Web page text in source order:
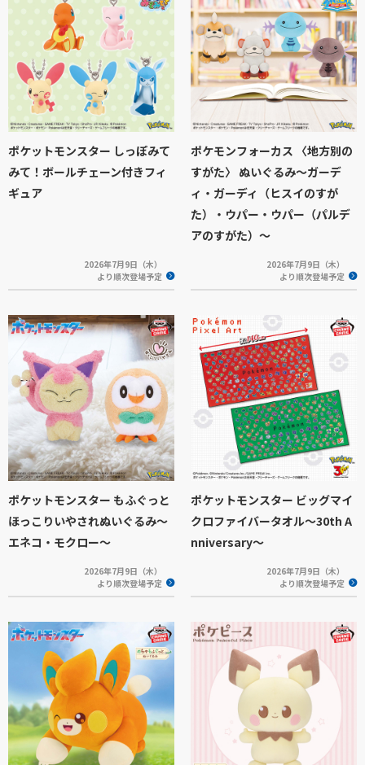
ポケットモンスター しっぽみて
みて！ボールチェーン付きフィ
ギュア
2026年7月9日（木）
より順次登場予定
ポケモンフォーカス 〈地方別の
すがた〉 ぬいぐるみ～ガーデ
ィ・ガーディ（ヒスイのすが
た）・ウパー・ウパー（パルデ
アのすがた）～
2026年7月9日（木）
より順次登場予定
ポケットモンスター もふぐっと
ほっこりいやされぬいぐるみ～
エネコ・モクロー～
2026年7月9日（木）
より順次登場予定
ポケットモンスター ビッグマイ
クロファイバータオル～30th A
nniversary～
2026年7月9日（木）
より順次登場予定